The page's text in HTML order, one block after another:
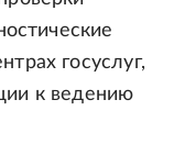
госуслуг,
к ведению